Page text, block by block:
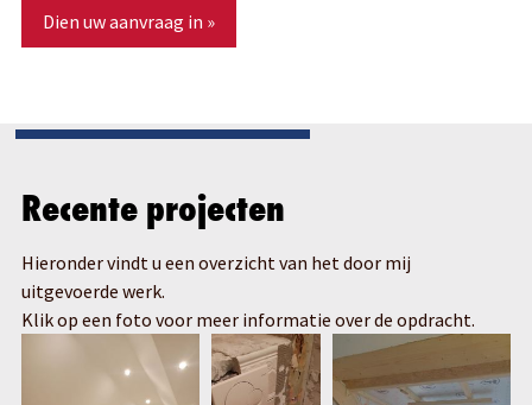
Dien uw aanvraag in »
Recente projecten
Hieronder vindt u een overzicht van het door mij
uitgevoerde werk.
Klik op een foto voor meer informatie over de opdracht.